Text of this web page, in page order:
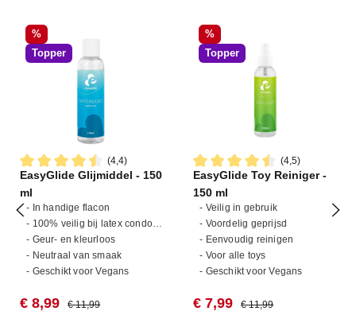
Korting
%
Topper
(4,4)
Gemiddelde waardering van 4.4 van 5 sterren
EasyGlide Glijmiddel - 150
ml
- In handige flacon
- 100% veilig bij latex condooms
- Geur- en kleurloos
- Neutraal van smaak
- Geschikt voor Vegans
Verkoopprijs:
€ 8,99 Normale prijs:
€ 11,99
Korting
%
Topper
(4,5)
Gemiddelde waardering van
EasyGlide Toy Reiniger -
150 ml
- Veilig in gebruik
- Voordelig geprijsd
- Eenvoudig reinigen
- Voor alle toys
- Geschikt voor Vegans
Verkoopprijs:
€ 7,99 Normale prijs:
€ 11,99